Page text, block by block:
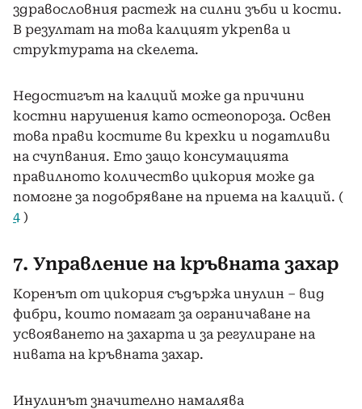
здравословния растеж на силни зъби и кости.
В резултат на това калцият укрепва и
структурата на скелета.
Недостигът на калций може да причини
костни нарушения като остеопороза. Освен
това прави костите ви крехки и податливи
на счупвания. Ето защо консумацията
правилното количество цикория може да
помогне за подобряване на приема на калций. (
4 )
7. Управление на кръвната захар
Коренът от цикория съдържа инулин – вид
фибри, които помагат за ограничаване на
усвояването на захарта и за регулиране на
нивата на кръвната захар.
Инулинът значително намалява